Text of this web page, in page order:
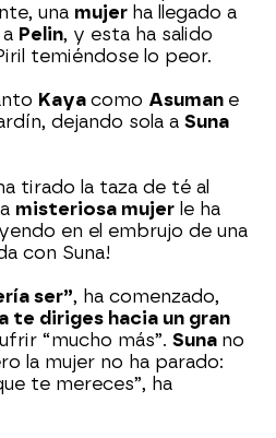
una mujer ha llegado a
Pelin, y esta ha salido
temiéndose lo peor.
Kaya como Asuman e
dejando sola a Suna
tirado la taza de té al
misteriosa mujer le ha
en el embrujo de una
con Suna!
ser”, ha comenzado,
te diriges hacia un gran
“mucho más”. Suna no
la mujer no ha parado:
te mereces”, ha